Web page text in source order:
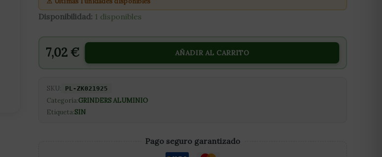
Disponibilidad: 1 disponibles
7,02 € AÑADIR AL CARRITO
SKU: PL-ZK021925
Categoría:GRINDERS ALUMINIO
Etiqueta:SIN
Pago seguro garantizado